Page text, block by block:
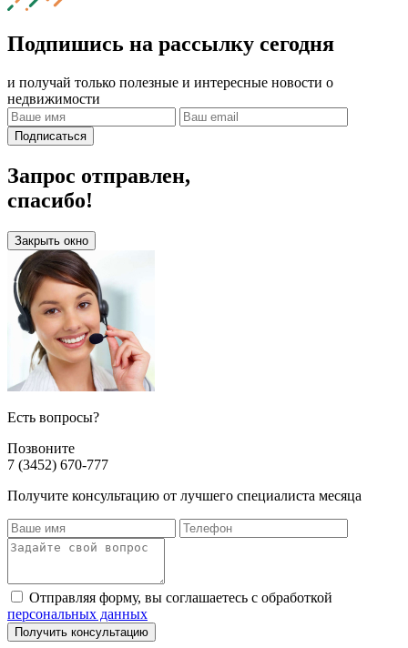
Подпишись на рассылку сегодня
и получай только полезные и интересные новости о
недвижимости
Подписаться
Запрос отправлен,
спасибо!
Закрыть окно
Есть вопросы?
Позвоните
7 (3452) 670-777
Получите консультацию от лучшего специалиста месяца
Отправляя форму, вы соглашаетесь с обработкой
персональных данных
Получить консультацию